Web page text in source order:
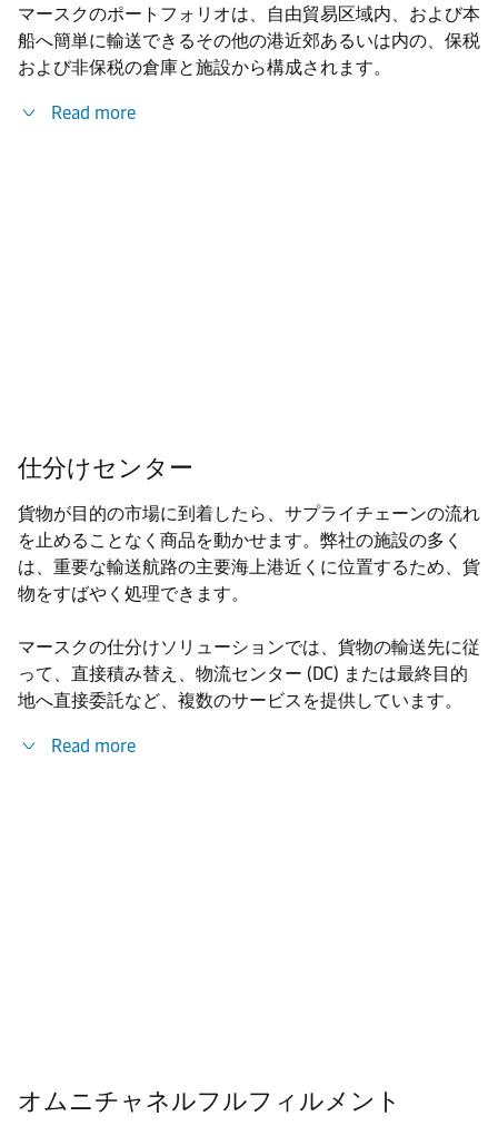
マースクのポートフォリオは、自由貿易区域内、および本
船へ簡単に輸送できるその他の港近郊あるいは内の、保税
および非保税の倉庫と施設から構成されます。
Read more
仕分けセンター
貨物が目的の市場に到着したら、サプライチェーンの流れ
を止めることなく商品を動かせます。弊社の施設の多く
は、重要な輸送航路の主要海上港近くに位置するため、貨
物をすばやく処理できます。
マースクの仕分けソリューションでは、貨物の輸送先に従
って、直接積み替え、物流センター (DC) または最終目的
地へ直接委託など、複数のサービスを提供しています。
Read more
オムニチャネルフルフィルメント